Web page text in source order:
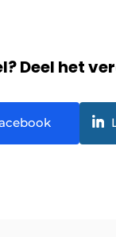
Deel het